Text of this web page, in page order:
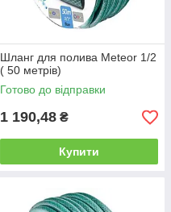
Шланг для полива Meteor 1/2
( 50 метрів)
Готово до відправки
1 190,48 ₴
Купити